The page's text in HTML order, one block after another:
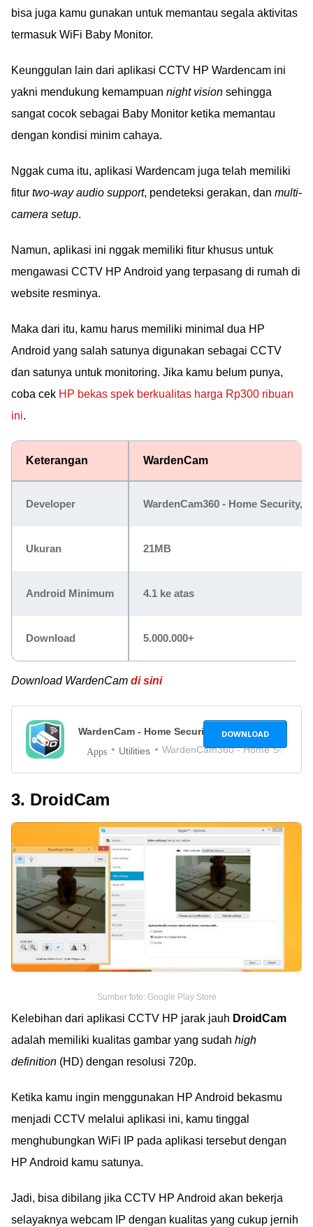
bisa juga kamu gunakan untuk memantau segala aktivitas
termasuk WiFi Baby Monitor.
Keunggulan lain dari aplikasi CCTV HP Wardencam ini
yakni mendukung kemampuan night vision sehingga
sangat cocok sebagai Baby Monitor ketika memantau
dengan kondisi minim cahaya.
Nggak cuma itu, aplikasi Wardencam juga telah memiliki
fitur two-way audio support, pendeteksi gerakan, dan multi-
camera setup.
Namun, aplikasi ini nggak memiliki fitur khusus untuk
mengawasi CCTV HP Android yang terpasang di rumah di
website resminya.
Maka dari itu, kamu harus memiliki minimal dua HP
Android yang salah satunya digunakan sebagai CCTV
dan satunya untuk monitoring. Jika kamu belum punya,
coba cek HP bekas spek berkualitas harga Rp300 ribuan
ini.
Keterangan WardenCam
Developer WardenCam360 - Home Security,
Ukuran 21MB
Android Minimum 4.1 ke atas
Download 5.000.000+
Download WardenCam di sini
WardenCam - Home Security Camera2.7.8
Apps Utilities WardenCam360 - Home
DOWNLOAD
3. DroidCam
Sumber foto: Google Play Store
Kelebihan dari aplikasi CCTV HP jarak jauh DroidCam
adalah memiliki kualitas gambar yang sudah high
definition (HD) dengan resolusi 720p.
Ketika kamu ingin menggunakan HP Android bekasmu
menjadi CCTV melalui aplikasi ini, kamu tinggal
menghubungkan WiFi IP pada aplikasi tersebut dengan
HP Android kamu satunya.
Jadi, bisa dibilang jika CCTV HP Android akan bekerja
selayaknya webcam IP dengan kualitas yang cukup jernih